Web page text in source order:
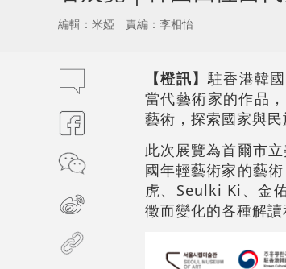
編輯：米婭 責編：李相怡
【橙訊】駐香港韓
當代藝術家的作品
藝術，探索國家與
此次展覽為首爾市
國年輕藝術家的藝
虎、Seulki Ki、金
徵而變化的各種解